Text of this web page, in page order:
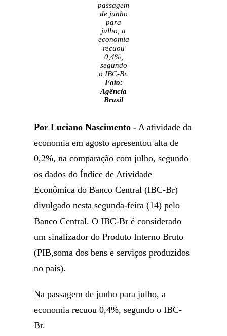
passagem
de junho
para
julho, a
economia
recuou
0,4%,
segundo
o IBC-Br.
Foto:
Agência
Brasil
Por Luciano Nascimento - A atividade da
economia em agosto apresentou alta de
0,2%, na comparação com julho, segundo
os dados do Índice de Atividade
Econômica do Banco Central (IBC-Br)
divulgado nesta segunda-feira (14) pelo
Banco Central. O IBC-Br é considerado
um sinalizador do Produto Interno Bruto
(PIB,soma dos bens e serviços produzidos
no país).
Na passagem de junho para julho, a
economia recuou 0,4%, segundo o IBC-
Br.